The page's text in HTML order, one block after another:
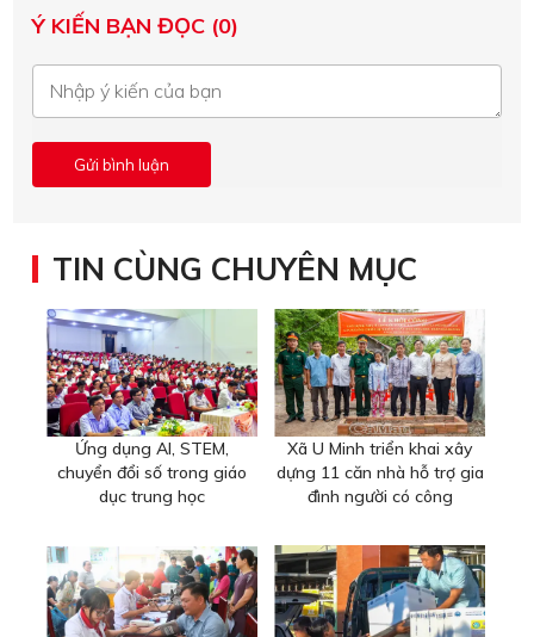
Ý KIẾN BẠN ĐỌC (0)
TIN CÙNG CHUYÊN MỤC
Ứng dụng AI, STEM,
chuyển đổi số trong giáo
dục trung học
Xã U Minh triển khai xây
dựng 11 căn nhà hỗ trợ gia
đình người có công